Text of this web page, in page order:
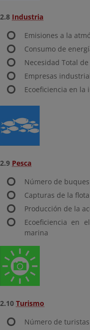
2.8 Industria
Emisiones a la
Consumo de
Necesidad Total
Empresas
Ecoeficiencia en la
2.9 Pesca
Número de
Capturas de la
Producción de la
Ecoeficiencia en
marina
2.10 Turismo
Número de